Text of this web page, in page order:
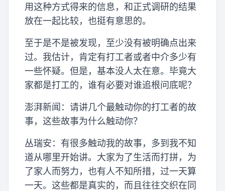
用这种方式得来的信息，和正式调研的结果
放在一起比较，也挺有意思的。
至于是不是被发现，至少没有被明确点出来
过。我估计，肯定有打工者或者中介多少有
一些怀疑。但是，基本没人太在意。毕竟大
家都是打工的，谁有必要对谁追根问底呢？
澎湃新闻：请讲几个最触动你的打工者的故
事，这些故事为什么触动你？
丛瑞安：有很多触动我的故事，多到我不知
道从哪里开始讲。大家为了生活而打拼，为
了家人而努力，也有人不知所措，过一天算
一天。这些都是真实的，而且往往交织在同